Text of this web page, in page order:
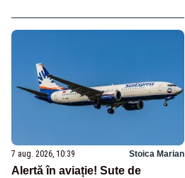
7 aug. 2026, 10:39 Stoica Marian
Alertă în aviație! Sute de